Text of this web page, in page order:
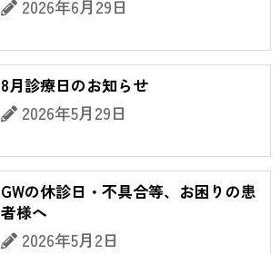
2026年6月29日
8月診療日のお知らせ
2026年5月29日
GWの休診日・不具合等、お困りの患
者様へ
2026年5月2日